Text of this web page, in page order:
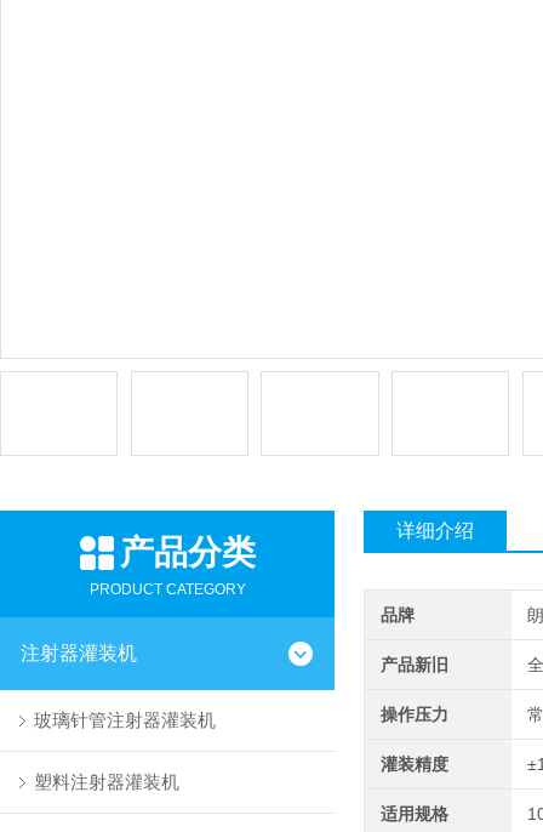
产品分类
PRODUCT CATEGORY
注射器灌装机
玻璃针管注射器灌装机
塑料注射器灌装机
详细介绍
品牌
产品新旧
操作压力
灌装精度
适用规格